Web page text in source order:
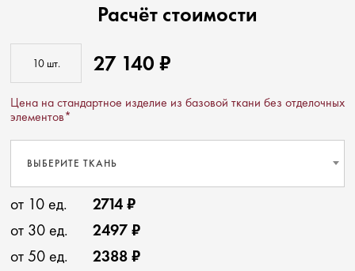
Расчёт стоимости
27 140 ₽
Цена на стандартное изделие из базовой ткани без отделочных
элементов*
ВЫБЕРИТЕ ТКАНЬ
от 10 ед.
2714 ₽
от 30 ед.
2497 ₽
от 50 ед.
2388 ₽